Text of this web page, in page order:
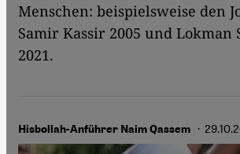
Menschen: beispielsweise den
Samir Kassir 2005 und Lokman
2021.
Hisbollah-Anführer Naim Qassem ·